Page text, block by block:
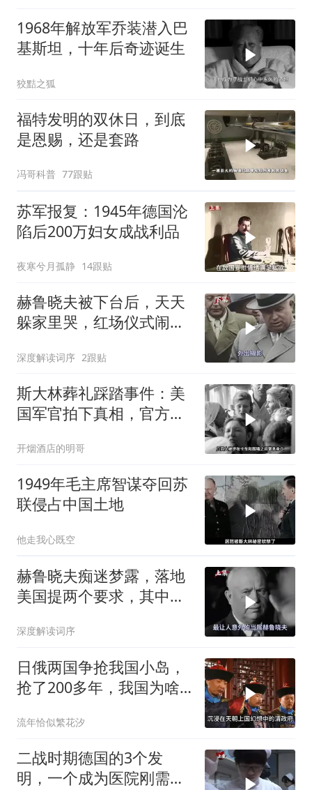
1968年解放军乔装潜入巴
基斯坦，十年后奇迹诞生
狡黠之狐
福特发明的双休日，到底
是恩赐，还是套路
冯哥科普 77跟贴
苏军报复：1945年德国沦
陷后200万妇女成战利品
夜寒兮月孤静 14跟贴
赫鲁晓夫被下台后，天天
躲家里哭，红场仪式闹出
深度解读词序 2跟贴
斯大林葬礼踩踏事件：美
国军官拍下真相，官方为
开烟酒店的明哥
1949年毛主席智谋夺回苏
联侵占中国土地
他走我心既空
赫鲁晓夫痴迷梦露，落地
美国提两个要求，其中一
深度解读词序
日俄两国争抢我国小岛，
抢了200多年，我国为啥
流年恰似繁花汐
二战时期德国的3个发
明，一个成为医院刚需，